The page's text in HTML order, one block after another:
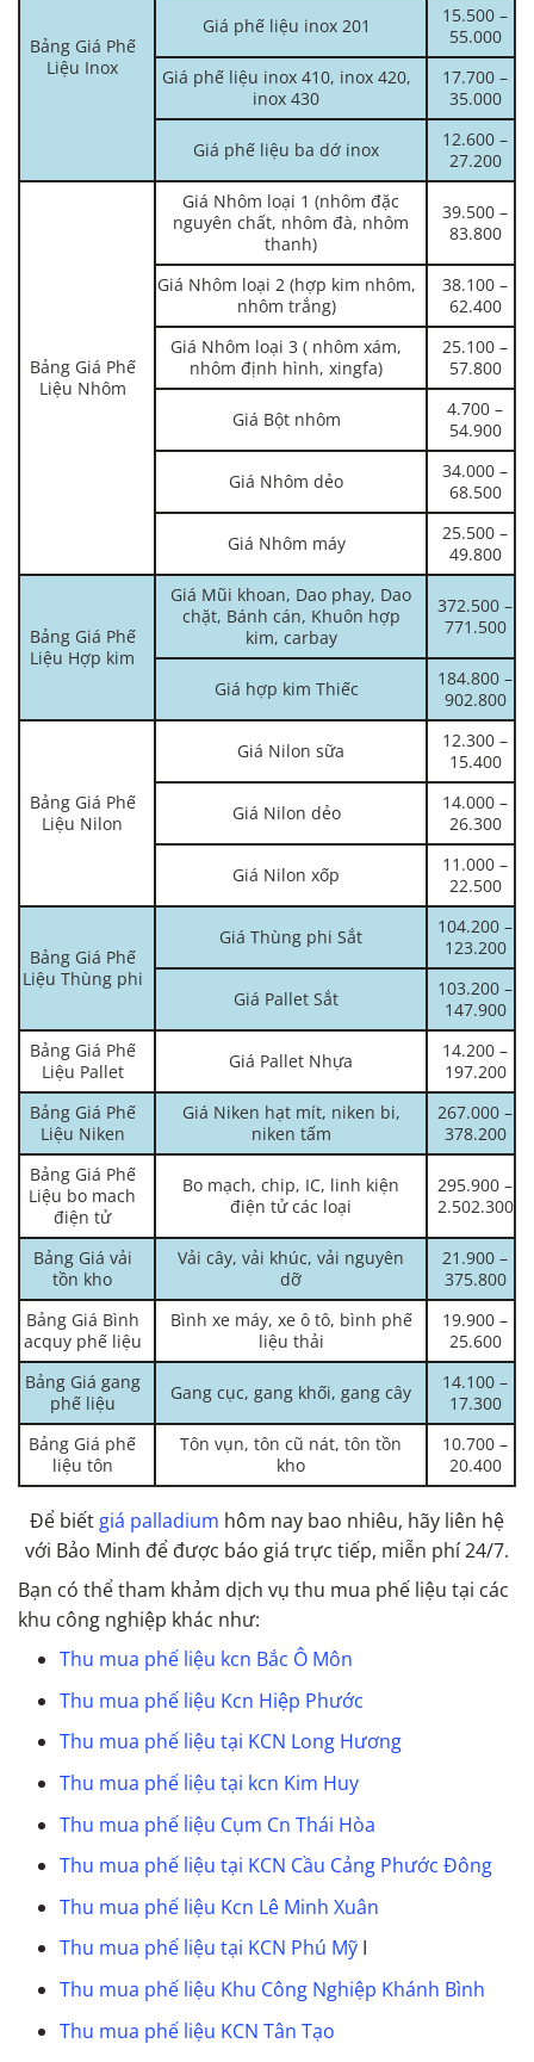
Bảng Giá Phế
Liệu Inox
Giá phế liệu inox 201
15.500 –
55.000
Giá phế liệu inox 410, inox 420,
inox 430
17.700 –
35.000
Giá phế liệu ba dớ inox
12.600 –
27.200
Bảng Giá Phế
Liệu Nhôm
Giá Nhôm loại 1 (nhôm đặc
nguyên chất, nhôm đà, nhôm
thanh)
39.500 –
83.800
Giá Nhôm loại 2 (hợp kim nhôm,
nhôm trắng)
38.100 –
62.400
Giá Nhôm loại 3 ( nhôm xám,
nhôm định hình, xingfa)
25.100 –
57.800
Giá Bột nhôm
4.700 –
54.900
Giá Nhôm dẻo
34.000 –
68.500
Giá Nhôm máy
25.500 –
49.800
Bảng Giá Phế
Liệu Hợp kim
Giá Mũi khoan, Dao phay, Dao
chặt, Bánh cán, Khuôn hợp
kim, carbay
372.500 –
771.500
Giá hợp kim Thiếc
184.800 –
902.800
Bảng Giá Phế
Liệu Nilon
Giá Nilon sữa
12.300 –
15.400
Giá Nilon dẻo
14.000 –
26.300
Giá Nilon xốp
11.000 –
22.500
Bảng Giá Phế
Liệu Thùng phi
Giá Thùng phi Sắt
104.200 –
123.200
Giá Pallet Sắt
103.200 –
147.900
Bảng Giá Phế
Liệu Pallet
Giá Pallet Nhựa
14.200 –
197.200
Bảng Giá Phế
Liệu Niken
Giá Niken hạt mít, niken bi,
niken tấm
267.000 –
378.200
Bảng Giá Phế
Liệu bo mach
điện tử
Bo mạch, chip, IC, linh kiện
điện tử các loại
295.900 –
2.502.300
Bảng Giá vải
tồn kho
Vải cây, vải khúc, vải nguyên
dỡ
21.900 –
375.800
Bảng Giá Bình
acquy phế liệu
Bình xe máy, xe ô tô, bình phế
liệu thải
19.900 –
25.600
Bảng Giá gang
phế liệu
Gang cục, gang khối, gang cây
14.100 –
17.300
Bảng Giá phế
liệu tôn
Tôn vụn, tôn cũ nát, tôn tồn
kho
10.700 –
20.400
Để biết giá palladium hôm nay bao nhiêu, hãy liên hệ
với Bảo Minh để được báo giá trực tiếp, miễn phí 24/7.
Bạn có thể tham khảm dịch vụ thu mua phế liệu tại các
khu công nghiệp khác như:
Thu mua phế liệu kcn Bắc Ô Môn
Thu mua phế liệu Kcn Hiệp Phước
Thu mua phế liệu tại KCN Long Hương
Thu mua phế liệu tại kcn Kim Huy
Thu mua phế liệu Cụm Cn Thái Hòa
Thu mua phế liệu tại KCN Cầu Cảng Phước Đông
Thu mua phế liệu Kcn Lê Minh Xuân
Thu mua phế liệu tại KCN Phú Mỹ I
Thu mua phế liệu Khu Công Nghiệp Khánh Bình
Thu mua phế liệu KCN Tân Tạo